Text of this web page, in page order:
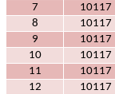
7
10117
8
10117
9
10117
10
10117
11
10117
12
10117